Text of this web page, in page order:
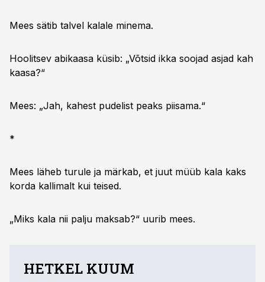
Mees sätib talvel kalale minema.
Hoolitsev abikaasa küsib: „Võtsid ikka soojad asjad kah
kaasa?“
Mees: „Jah, kahest pudelist peaks piisama.“
*
Mees läheb turule ja märkab, et juut müüb kala kaks
korda kallimalt kui teised.
„Miks kala nii palju maksab?“ uurib mees.
HETKEL KUUM